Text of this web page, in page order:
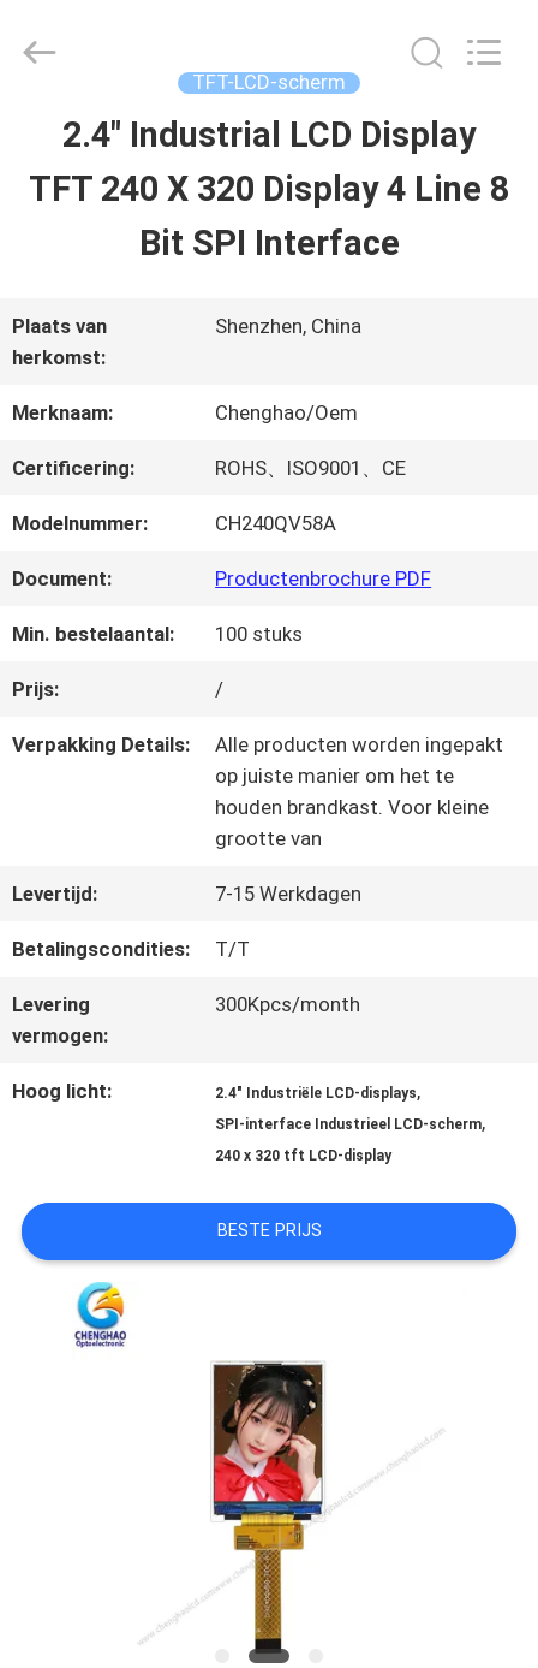
THUIS
PRODUCTEN
OVER
ONS
FABRIEKSTOCHT
NEEM
CONTACT
MET
VRAAG
EEN
OFFERTE
PRIVACY
POLICY
ChengHao
Reserved.
TFT-LCD-scherm
2.4" Industrial LCD Display
TFT 240 X 320 Display 4 Line 8
Bit SPI Interface
Plaats van
herkomst:
Shenzhen, China
Merknaam: Chenghao/Oem
Certificering: ROHS、ISO9001、CE
Modelnummer: CH240QV58A
Document: Productenbrochure PDF
Min. bestelaantal: 100 stuks
Prijs: /
Verpakking Details:
Alle producten worden ingepakt
op juiste manier om het te
houden brandkast. Voor kleine
grootte van
Levertijd: 7-15 Werkdagen
Betalingscondities: T/T
Levering
vermogen:
300Kpcs/month
Hoog licht: 2.4" Industriële LCD-displays,
SPI-interface Industrieel LCD-scherm,
240 x 320 tft LCD-display
BESTE PRIJS